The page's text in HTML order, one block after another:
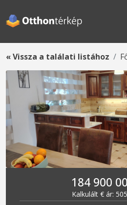
« Vissza a találati listához
184 900
Kalkulált € ár: